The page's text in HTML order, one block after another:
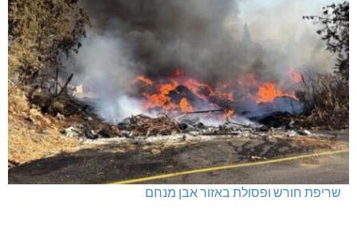
שריפת חורש ופסולת באזור אבן מנחם